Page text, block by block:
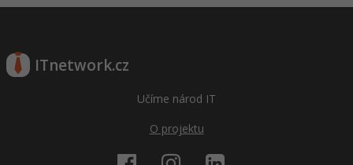
ITnetwork.cz
Učíme národ IT
O projektu